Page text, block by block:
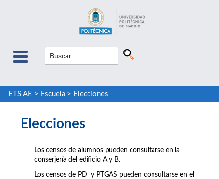
ETSIAE > Escuela> Elecciones
Elecciones
Los censos de alumnos pueden consultarse en la
conserjería del edificio A y B.
Los censos de PDI y PTGAS pueden consultarse en el